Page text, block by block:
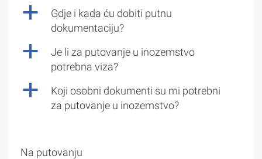
a
Gdje i kada ću dobiti putnu
dokumentaciju?
a
Je li za putovanje u inozemstvo
potrebna viza?
a
Koji osobni dokumenti su mi potrebni
za putovanje u inozemstvo?
Na putovanju